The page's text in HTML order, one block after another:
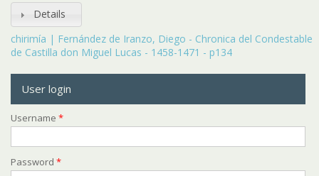
Details
chirimía | Fernández de Iranzo, Diego - Chronica del Condestable
de Castilla don Miguel Lucas - 1458-1471 - p134
User login
Username *
Password *